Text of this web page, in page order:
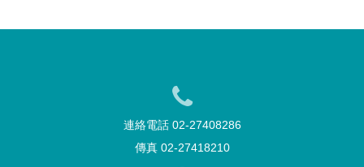
連絡電話 02-27408286
傳真 02-27418210